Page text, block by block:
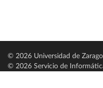
© 2026 Universidad de
© 2026 Servicio de